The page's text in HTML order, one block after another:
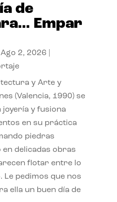
de
Empar
Ago 2, 2026
y Arte y
(Valencia, 1990) se
joyería y fusiona
en su práctica
piedras
delicadas obras
flotar entre lo
Le pedimos que nos
ella un buen día de